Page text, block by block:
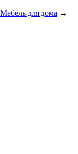
Мебель для дома →